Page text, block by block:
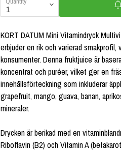
KORT DATUM Mini Vitamindryck
erbjuder en rik och varierad
konsumenter. Denna fruktjuice är
koncentrat och puréer, vilket ger en
innehållsförteckning som inkluderar
grapefruit, mango, guava, banan,
mineraler.
Drycken är berikad med en
Riboflavin (B2) och Vitamin A